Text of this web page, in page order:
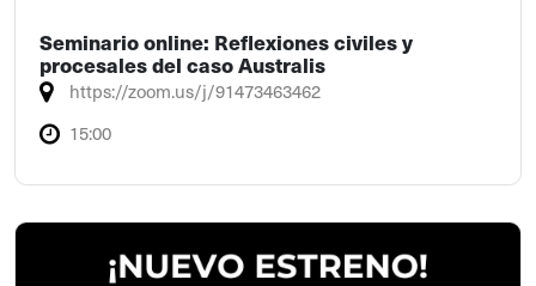
Seminario online: Reflexiones civiles y
procesales del caso Australis
https://zoom.us/j/91473463462
15:00